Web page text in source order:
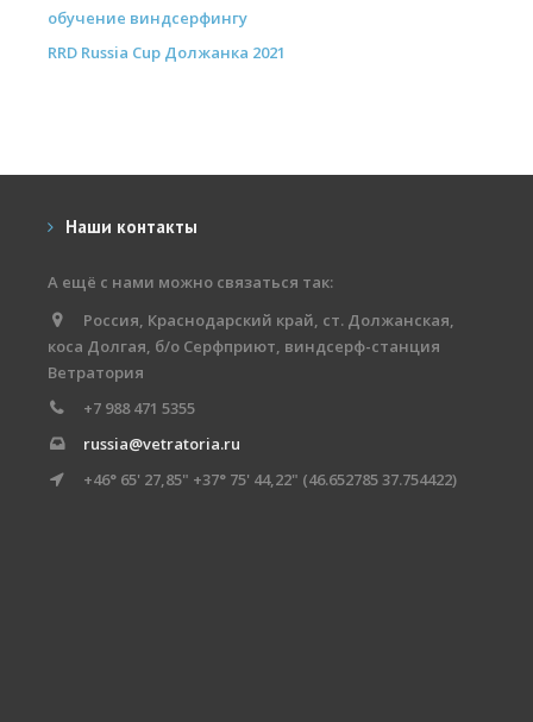
обучение виндсерфингу
RRD Russia Cup Должанка 2021
Наши контакты
А ещё с нами можно связаться так:
Россия, Краснодарский край, ст. Должанская,
коса Долгая, б/о Серфприют, виндсерф-станция
Ветратория
+7 988 471 5355
russia@vetratoria.ru
+46° 65' 27,85" +37° 75' 44,22" (46.652785 37.754422)